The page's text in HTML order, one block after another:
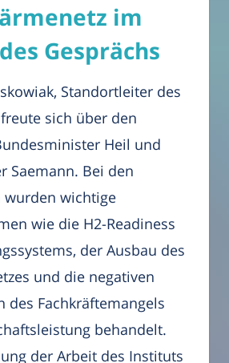
im
Gesprächs
Standortleiter des
freute sich über den
Heil und
Saemann. Bei den
wurden wichtige
wie die H2-Readiness
der Ausbau des
und die negativen
des Fachkräftemangels
behandelt.
der Arbeit des Instituts